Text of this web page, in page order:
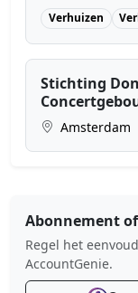
Verhuizen
Stichting
Amsterdam
Abonnement
Regel het
AccountGenie.